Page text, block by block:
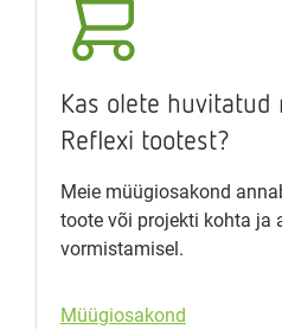
Kas olete huvitatud
Reflexi tootest?
Meie müügiosakond
toote või projekti kohta ja
vormistamisel.
Müügiosakond